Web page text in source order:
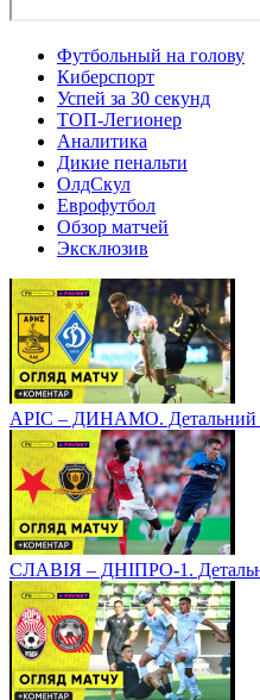
Футбольный на голову
Киберспорт
Успей за 30 секунд
ТОП-Легионер
Аналитика
Дикие пенальти
ОлдСкул
Еврофутбол
Обзор матчей
Эксклюзив
АРІС – ДИНАМО. Детальний
СЛАВІЯ – ДНІПРО-1.